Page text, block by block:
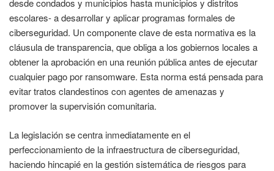
desde condados y municipios hasta municipios y distritos
escolares- a desarrollar y aplicar programas formales de
ciberseguridad. Un componente clave de esta normativa es la
cláusula de transparencia, que obliga a los gobiernos locales a
obtener la aprobación en una reunión pública antes de ejecutar
cualquier pago por ransomware. Esta norma está pensada para
evitar tratos clandestinos con agentes de amenazas y
promover la supervisión comunitaria.
La legislación se centra inmediatamente en el
perfeccionamiento de la infraestructura de ciberseguridad,
haciendo hincapié en la gestión sistemática de riesgos para